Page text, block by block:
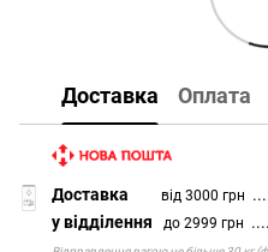
Доставка Оплата
Доставка від 3000 грн
у відділення до 2999 грн